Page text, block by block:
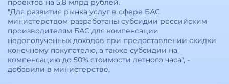
проектов на 5,8 млрд рублей.
"Для развития рынка услуг в сфере БАС
министерством разработаны субсидии российским
производителям БАС для компенсации
недополученных доходов при предоставлении скидки
конечному покупателю, а также субсидии на
компенсацию до 50% стоимости летного часа", -
добавили в министерстве.